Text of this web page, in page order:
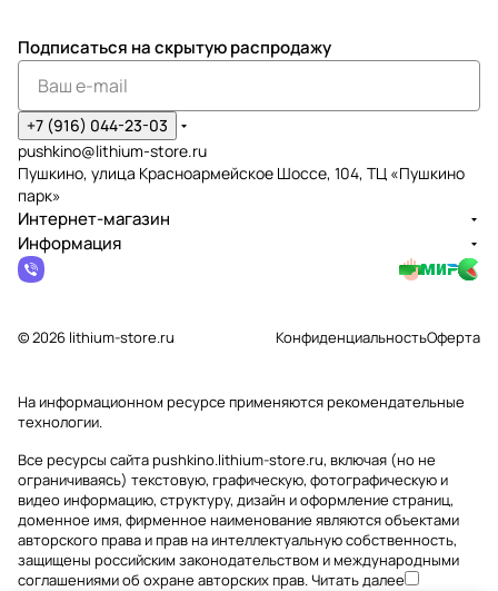
Подписаться на скрытую распродажу
+7 (916) 044-23-03
pushkino@lithium-store.ru
Пушкино, улица Красноармейское Шоссе, 104, ТЦ «Пушкино
парк»
Интернет-магазин
Информация
© 2026 lithium-store.ru КонфиденциальностьОферта
На информационном ресурсе применяютсярекомендательные
технологии.
Все ресурсы сайта pushkino.lithium-store.ru, включая (но не
ограничиваясь) текстовую, графическую, фотографическую и
видео информацию, структуру, дизайн и оформление страниц,
доменное имя, фирменное наименование являются объектами
авторского права и прав на интеллектуальную собственность,
защищены российским законодательством и международными
соглашениями об охране авторских прав.Читать далее